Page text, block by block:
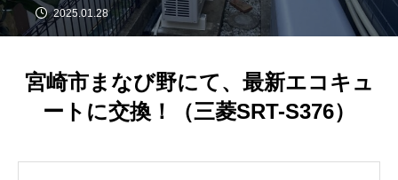
2025.01.28
宮崎市まなび野にて、最新エコキュ
ートに交換！（三菱SRT-S376）